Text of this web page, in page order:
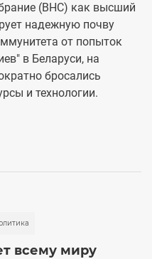
(ВНС) как высший
надежную почву
от попыток
в Беларуси, на
бросались
и технологии.
всему миру